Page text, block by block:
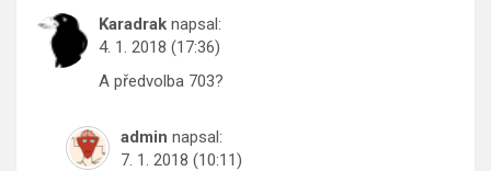
Karadrak napsal:
4. 1. 2018 (17:36)
A předvolba 703?
admin napsal:
7. 1. 2018 (10:11)